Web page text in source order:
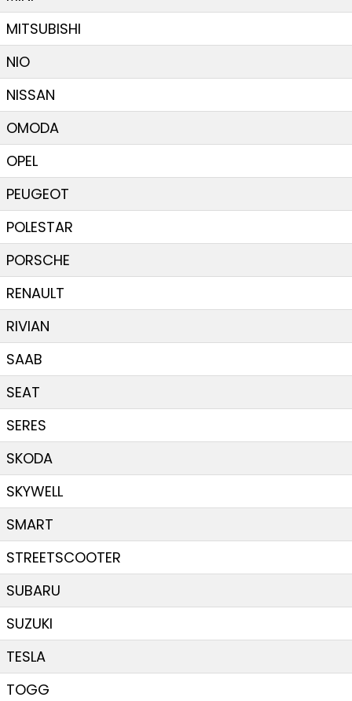
MITSUBISHI
NIO
NISSAN
OMODA
OPEL
PEUGEOT
POLESTAR
PORSCHE
RENAULT
RIVIAN
SAAB
SEAT
SERES
SKODA
SKYWELL
SMART
STREETSCOOTER
SUBARU
SUZUKI
TESLA
TOGG